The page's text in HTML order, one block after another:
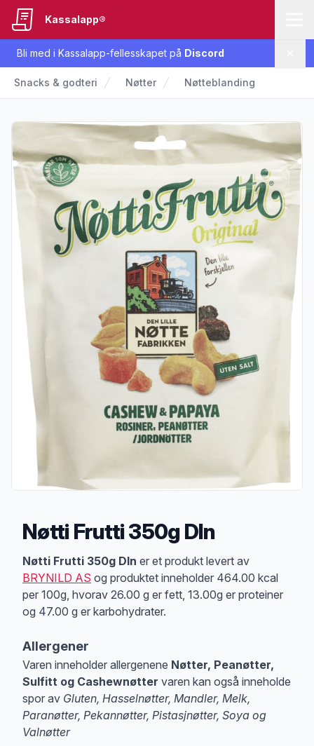
Bli med i Kassalapp-fellesskapet på Discord
Kassalapp®
Snacks & godteri Nøtter Nøtteblanding
Nøtti Frutti 350g Dln
Produktbeskrivelse
Nøtti Frutti 350g Dln er et produkt levert av
BRYNILD AS og produktet inneholder 464.00 kcal
per 100g, hvorav 26.00 g er fett, 13.00g er proteiner
og 47.00 g er karbohydrater.
Allergener
Varen inneholder allergenene Nøtter, Peanøtter,
Sulfitt og Cashewnøtter varen kan også inneholde
spor av Gluten, Hasselnøtter, Mandler, Melk,
Paranøtter, Pekannøtter, Pistasjnøtter, Soya og
Valnøtter